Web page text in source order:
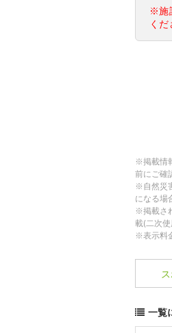
※施
くだ
※掲載情
前にご確
※自然災
になる場
※掲載さ
載(二次使
※表示料
一覧